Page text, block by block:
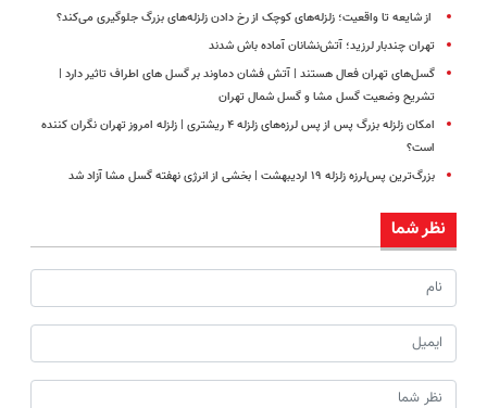
از شایعه تا واقعیت؛ زلزله‌های کوچک از رخ دادن زلزله‌های بزرگ جلوگیری می‌کند؟
تهران چندبار لرزید؛ آتش‌نشانان آماده باش شدند
گسل‌های تهران فعال هستند | آتش فشان دماوند بر گسل های اطراف تاثیر دارد |
تشریح وضعیت گسل مشا و گسل شمال تهران
امکان زلزله بزرگ پس از پس لرزه‌های زلزله‌ ۴ ریشتری | زلزله امروز تهران نگران کننده
است؟
بزرگ‌ترین پس‌لرزه زلزله ۱۹ اردیبهشت | بخشی از انرژی نهفته گسل مشا آزاد شد
نظر شما